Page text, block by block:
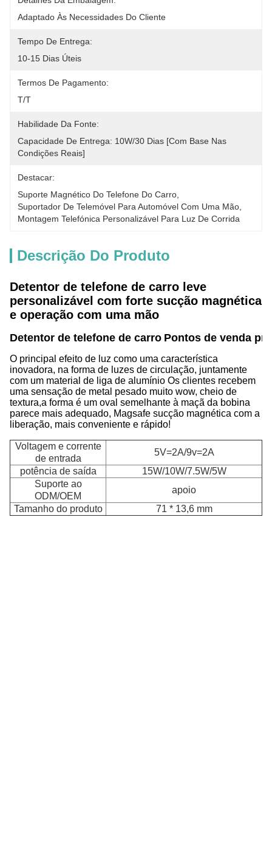
Adaptado Às Necessidades Do Cliente
Tempo De Entrega:
10-15 Dias Úteis
Termos De Pagamento:
T/T
Habilidade Da Fonte:
Capacidade De Entrega: 10W/30 Dias [com Base Nas
Condições Reais]
Destacar:
Suporte Magnético Do Telefone Do Carro
Suportador De Telemóvel Para Automóvel Com Uma Mão
Montagem Telefónica Personalizável Para Luz De Corrida
Descrição Do Produto
Detentor de telefone de carro leve
personalizável com forte sucção magnética
e operação com uma mão
Detentor de telefone de carro Pontos de venda
O principal efeito de luz como uma característica
inovadora, na forma de luzes de circulação, juntamente
com um material de liga de alumínio Os clientes recebem
uma sensação de metal pesado muito wow, cheio de
textura,a forma é um oval semelhante à maçã da bobina
parece mais adequado, Magsafe sucção magnética com a
liberação, mais conveniente e rápido!
Voltagem e corrente
de entrada
5V=2A/9v=2A
potência de saída
15W/10W/7.5W/5W
Suporte ao
ODM/OEM
apoio
Tamanho do produto
71 * 13,6 mm